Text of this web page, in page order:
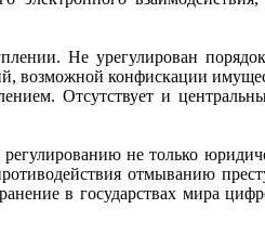
Не урегулирован
возможной конфискации
Отсутствует и
регулированию нетолько
отмыванию
вгосударствах мира